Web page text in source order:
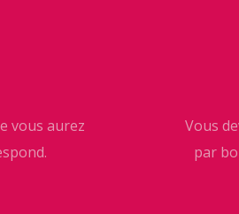
vous aurez
Vous
par